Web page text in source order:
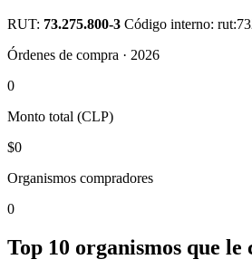
RUT: 73.275.800-3 Código interno:
Órdenes de compra · 2026
0
Monto total (CLP)
$0
Organismos compradores
0
Top 10 organismos que